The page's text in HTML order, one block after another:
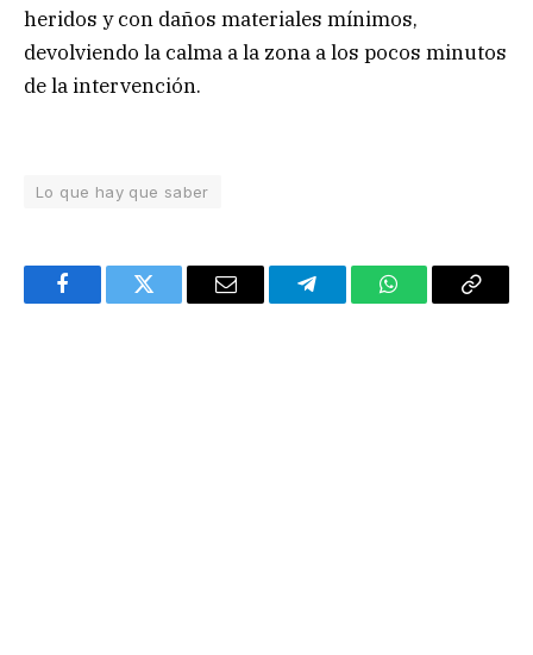
heridos y con daños materiales mínimos,
devolviendo la calma a la zona a los pocos minutos
de la intervención.
Lo que hay que saber
FacebookTwitter Email TelegramWhatsAppCopy